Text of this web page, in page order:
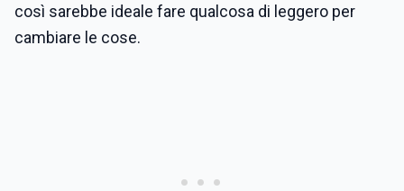
così sarebbe ideale fare qualcosa di leggero per
cambiare le cose.